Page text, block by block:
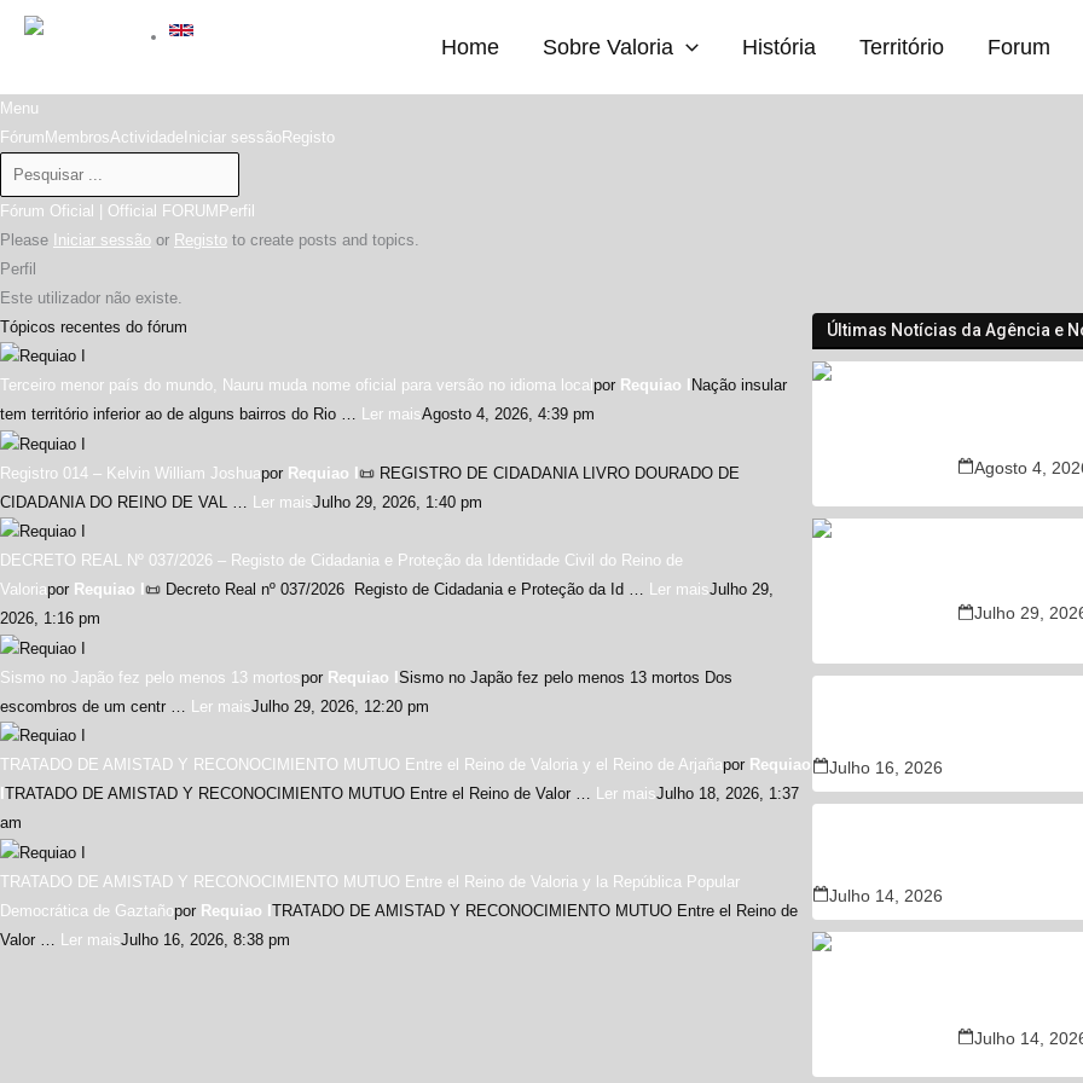
Skip
Home Sobre Valoria História Território Forum
Menu
Navegação
do
fórum
Fórum MembrosActividade Iniciar sessãoRegisto
Breadcrumbs
do
fórum
-
Está
aqui:
Fórum Oficial | Official FORUMPerfil
Please Iniciar sessão or Registo to create posts and topics.
Perfil
Este utilizador não existe.
Tópicos recentes do fórum
Terceiro menor país do mundo, Nauru muda nome oficial para versão no idioma local por Requiao I
Nação insular
tem território inferior ao de alguns bairros do Rio … Ler maisAgosto 4, 2026, 4:39 pm
Registro 014 – Kelvin William Joshuapor Requiao I📜 REGISTRO DE CIDADANIA LIVRO DOURADO DE
CIDADANIA DO REINO DE VAL … Ler maisJulho 29, 2026, 1:40 pm
DECRETO REAL Nº 037/2026 – Registo de Cidadania e Proteção da Identidade Civil do Reino de
Valoriapor Requiao I 📜 Decreto Real nº 037/2026 Registo de Cidadania e Proteção da Id … Ler maisJulho 29,
2026, 1:16 pm
Sismo no Japão fez pelo menos 13 mortospor Requiao I Sismo no Japão fez pelo menos 13 mortos Dos
escombros de um centr …
Ler maisJulho 29, 2026, 12:20 pm
TRATADO DE AMISTAD Y RECONOCIMIENTO MUTUO Entre el Reino de Valoria y el Reino de Arjañapor Requiao
TRATADO DE AMISTAD Y RECONOCIMIENTO MUTUO Entre el Reino de Valor … Ler maisJulho 18, 2026, 1:37
am
TRATADO DE AMISTAD Y RECONOCIMIENTO MUTUO Entre el Reino de Valoria y la República Popular
Democrática de Gaztañopor Requiao I TRATADO DE AMISTAD Y RECONOCIMIENTO MUTUO Entre el Reino de
Valor …
Ler maisJulho 16, 2026, 8:38 pm
Últimas Notícias da Agência e
Agosto 4,
Julho 29,
Julho 16, 2026
Julho 14, 2026
Julho 14,